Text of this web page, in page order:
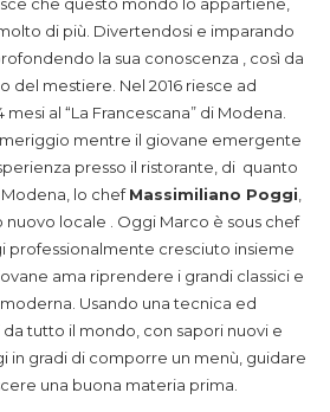
di più. Divertendosi e imparando
la sua conoscenza , così da
del mestiere. Nel 2016 riesce ad
al “La Francescana” di Modena.
mentre il giovane emergente
presso il ristorante, di quanto
Modena, lo chefMassimiliano Poggi
nuovo locale . Oggi Marco è sous chef
professionalmente cresciuto insieme
ama riprendere i grandi classici e
Usando una tecnica ed
tutto il mondo, con sapori nuovi e
in gradi di comporre un menù, guidare
una buona materia prima.